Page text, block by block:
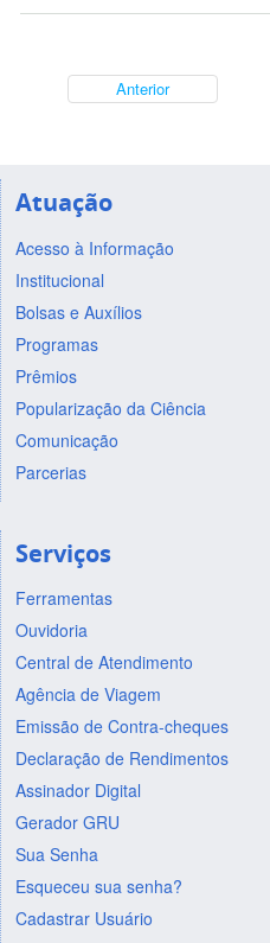
Anterior
Atuação
Acesso à Informação
Institucional
Bolsas e Auxílios
Programas
Prêmios
Popularização da Ciência
Comunicação
Parcerias
Serviços
Ferramentas
Ouvidoria
Central de Atendimento
Agência de Viagem
Emissão de Contra-cheques
Declaração de Rendimentos
Assinador Digital
Gerador GRU
Sua Senha
Esqueceu sua senha?
Cadastrar Usuário